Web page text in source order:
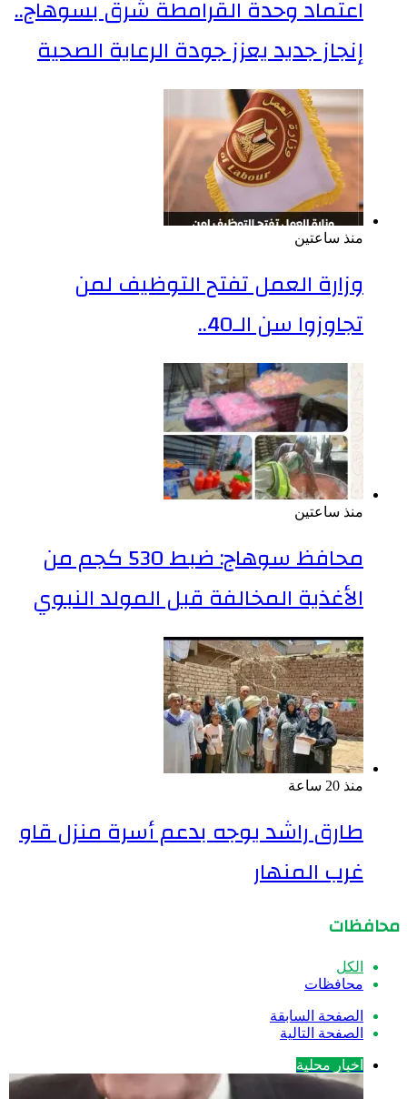
اعتماد وحدة القرامطة شرق بسوهاج..
إنجاز جديد يعزز جودة الرعاية الصحية
منذ ساعتين
وزارة العمل تفتح التوظيف لمن
تجاوزوا سن الـ40..
منذ ساعتين
محافظ سوهاج: ضبط 530 كجم من
الأغذية المخالفة قبل المولد النبوي
منذ 20 ساعة
طارق راشد يوجه بدعم أسرة منزل قاو
غرب المنهار
محافظات
الكل
محافظات
الصفحة السابقة
الصفحة التالية
اخبار محلية